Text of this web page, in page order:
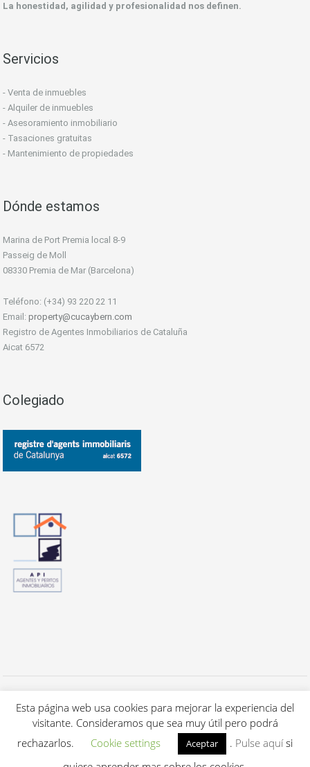
La honestidad, agilidad y profesionalidad nos definen.
Servicios
- Venta de inmuebles
- Alquiler de inmuebles
- Asesoramiento inmobiliario
- Tasaciones gratuitas
- Mantenimiento de propiedades
Dónde estamos
Marina de Port Premia local 8-9
Passeig de Moll
08330 Premia de Mar (Barcelona)
Teléfono: (+34) 93 220 22 11
Email: property@cucaybern.com
Registro de Agentes Inmobiliarios de Cataluña
Aicat 6572
Colegiado
Política de cookies.
Renovación & mantenimientoIDYMA Websolutions (Barcelona)
Esta página web usa cookies para mejorar la experiencia del
visitante. Consideramos que sea muy útil pero podrá
rechazarlos.
Cookie settings Aceptar . Pulse aquísi